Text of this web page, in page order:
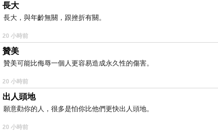
長大
長大，與年齡無關，跟挫折有關。
20 小時前
贊美
贊美可能比侮辱一個人更容易造成永久性的傷害。
20 小時前
出人頭地
願意勸你的人，很多是怕你比他們更快出人頭地。
20 小時前